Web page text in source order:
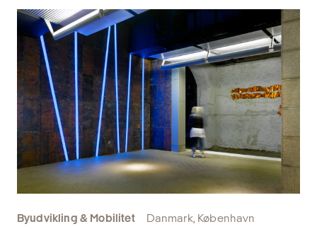
Byudvikling & Mobilitet Danmark, København